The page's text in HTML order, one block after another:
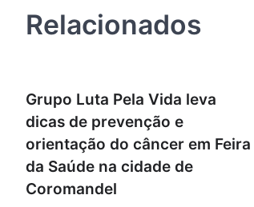
Relacionados
Grupo Luta Pela Vida leva
dicas de prevenção e
orientação do câncer em Feira
da Saúde na cidade de
Coromandel